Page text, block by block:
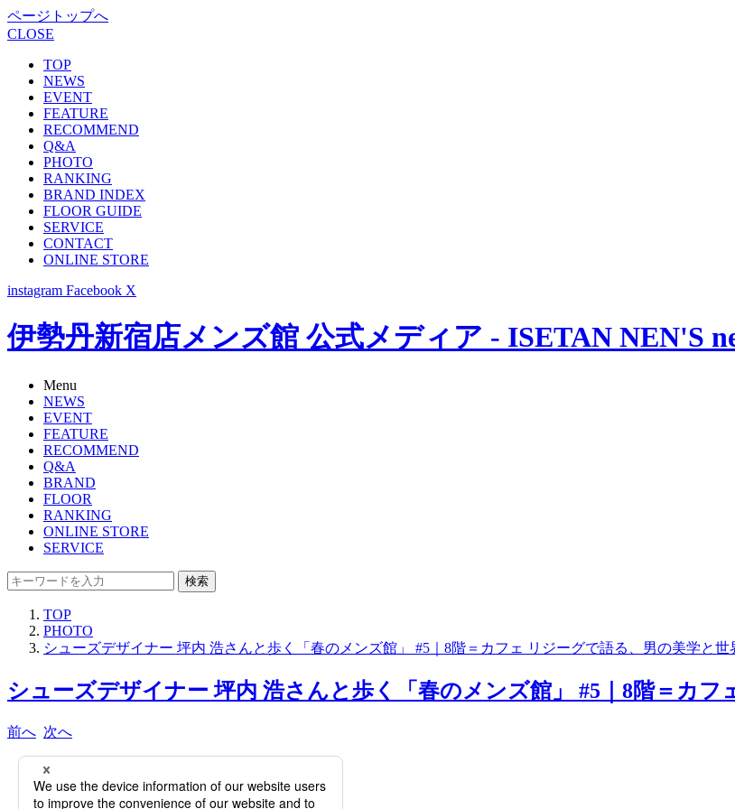
ページトップへ
CLOSE
TOP
NEWS
EVENT
FEATURE
RECOMMEND
Q&A
PHOTO
RANKING
BRAND INDEX
FLOOR GUIDE
SERVICE
CONTACT
ONLINE STORE
instagram Facebook X
伊勢丹新宿店メンズ館 公式メディア - ISETAN NEN'S
Menu
NEWS
EVENT
FEATURE
RECOMMEND
Q&A
BRAND
FLOOR
RANKING
ONLINE STORE
SERVICE
検索
TOP
PHOTO
シューズデザイナー 坪内 浩さんと歩く「春のメンズ館」 #5｜8階＝カフェ リジーグで語る、男の美学と世
シューズデザイナー 坪内 浩さんと歩く「春のメンズ館」 #5｜8階＝カ
前へ 次へ